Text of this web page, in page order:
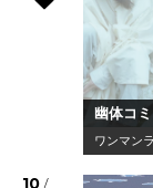
幽体コ
ワン
/